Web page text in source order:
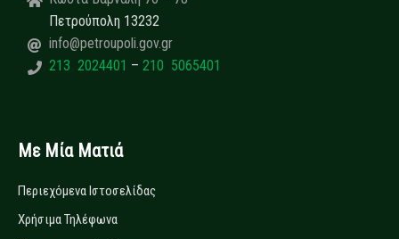
Πετρούπολη 13232
info@petroupoli.gov.gr
213 2024401 – 210 5065401
Με Μία Ματιά
Περιεχόμενα Ιστοσελίδας
Χρήσιμα Τηλέφωνα